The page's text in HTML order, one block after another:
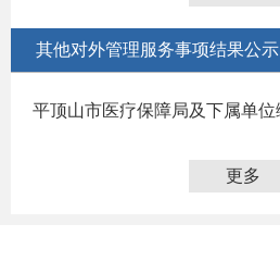
其他对外管理服务事项结果公示
更多